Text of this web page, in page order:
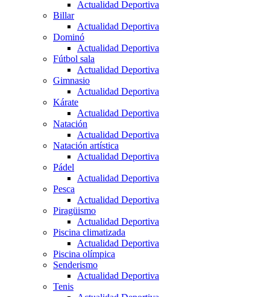
Actualidad Deportiva
Billar
Actualidad Deportiva
Dominó
Actualidad Deportiva
Fútbol sala
Actualidad Deportiva
Gimnasio
Actualidad Deportiva
Kárate
Actualidad Deportiva
Natación
Actualidad Deportiva
Natación artística
Actualidad Deportiva
Pádel
Actualidad Deportiva
Pesca
Actualidad Deportiva
Piragüismo
Actualidad Deportiva
Piscina climatizada
Actualidad Deportiva
Piscina olímpica
Senderismo
Actualidad Deportiva
Tenis